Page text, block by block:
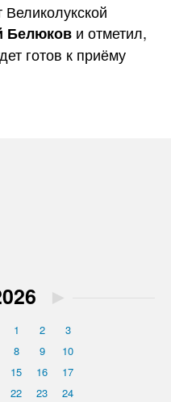
Белюков и отметил,
готов к приёму
►
1 2
3
8 9
10
15 16
17
22 23
24